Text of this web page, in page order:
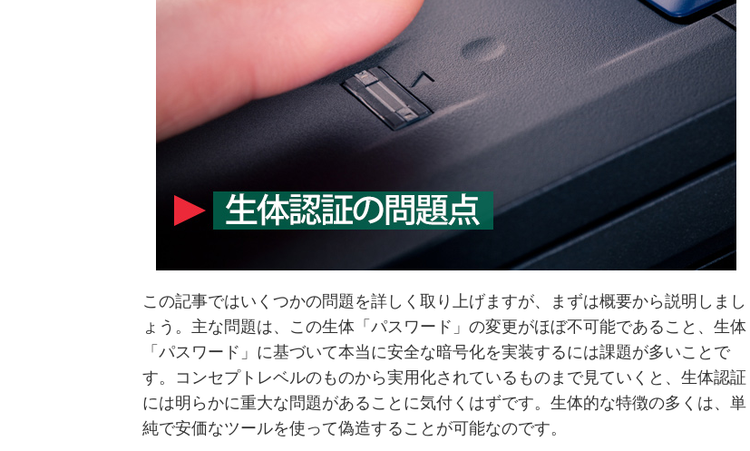
この記事ではいくつかの問題を詳しく取り上げますが、まずは概要から説明しまし
ょう。主な問題は、この生体「パスワード」の変更がほぼ不可能であること、生体
「パスワード」に基づいて本当に安全な暗号化を実装するには課題が多いことで
す。コンセプトレベルのものから実用化されているものまで見ていくと、生体認証
には明らかに重大な問題があることに気付くはずです。生体的な特徴の多くは、単
純で安価なツールを使って偽造することが可能なのです。